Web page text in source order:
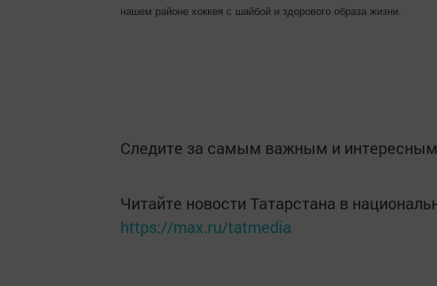
нашем районе хоккея с шайбой и здорового образа жизни.
Следите за самым важным и
Читайте новости Татарстана в
https://max.ru/tatmedia